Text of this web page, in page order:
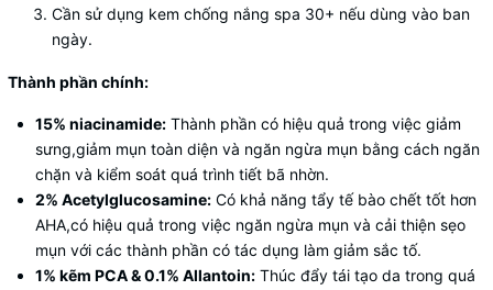
Cần sử dụng kem chống nắng spa 30+ nếu dùng vào ban
ngày.
Thành phần chính:
15% niacinamide: Thành phần có hiệu quả trong việc giảm
sưng,giảm mụn toàn diện và ngăn ngừa mụn bằng cách ngăn
chặn và kiểm soát quá trình tiết bã nhờn.
2% Acetylglucosamine: Có khả năng tẩy tế bào chết tốt hơn
AHA,có hiệu quả trong việc ngăn ngừa mụn và cải thiện sẹo
mụn với các thành phần có tác dụng làm giảm sắc tố.
1% kẽm PCA & 0.1% Allantoin: Thúc đẩy tái tạo da trong quá